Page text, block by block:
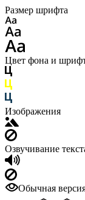
Размер шрифта
Цвет фона и
Изображения
Озвучивание
Обычная